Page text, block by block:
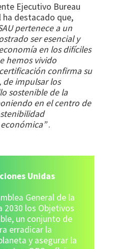
Ejecutivo Bureau
ha destacado que,
pertenece a un
ser esencial y
en los difíciles
hemos vivido
confirma su
de impulsar los
sostenible de la
en el centro de
.
Unidas
General de la
2030 los Objetivos
un conjunto de
erradicar la
y asegurar la